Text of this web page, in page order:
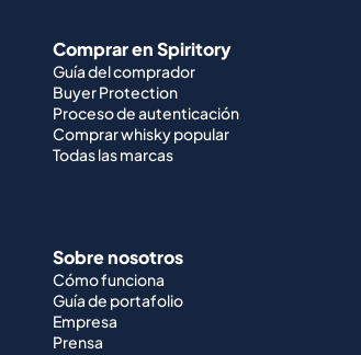
Comprar en Spiritory
Guía del comprador
Buyer Protection
Proceso de autenticación
Comprar whisky popular
Todas las marcas
Sobre nosotros
Cómo funciona
Guía de portafolio
Empresa
Prensa